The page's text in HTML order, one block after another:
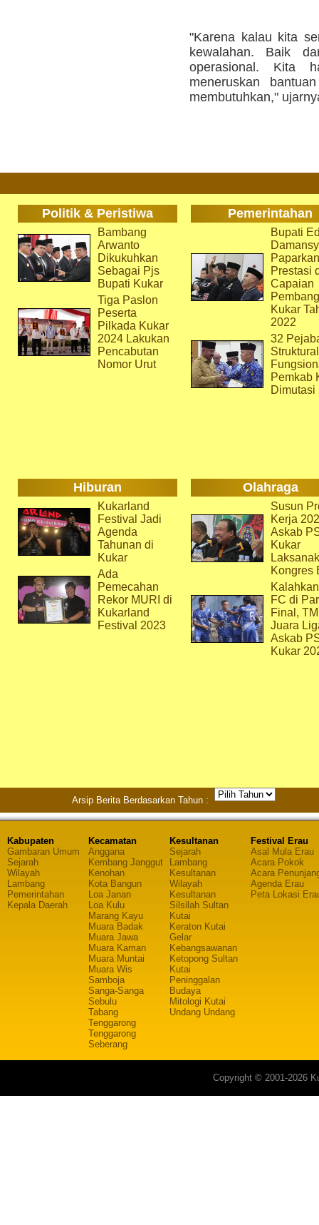
"Karena kalau kita
kewalahan. Baik
operasional. Kita
meneruskan
membutuhkan,"
Politik & Peristiwa Pemerintahan
Bambang
Arwanto
Dikukuhkan
Sebagai Pjs
Bupati Kukar
Tiga Paslon
Peserta
Pilkada Kukar
2024 Lakukan
Pencabutan
Nomor Urut
Bupati
Paparkan
Prestasi
Capaian
Kukar
2022
32
Pemkab
Dimutasi
Hiburan Olahraga
Kukarland
Festival Jadi
Agenda
Tahunan di
Kukar
Ada
Pemecahan
Rekor MURI di
Kukarland
Festival 2023
Susun
Kerja
Askab
Kukar
Kongres
FC di
Final,
Juara
Askab
Kukar
Arsip Berita Berdasarkan Tahun :
Kabupaten
Gambaran Umum
Sejarah
Wilayah
Lambang
Pemerintahan
Kepala Daerah
Kecamatan
Anggana
Kembang Janggut
Kenohan
Kota Bangun
Loa Janan
Loa Kulu
Marang Kayu
Muara Badak
Muara Jawa
Muara Kaman
Muara Muntai
Muara Wis
Samboja
Sanga-Sanga
Sebulu
Tabang
Tenggarong
Tenggarong
Seberang
Kesultanan
Sejarah
Lambang
Kesultanan
Wilayah
Kesultanan
Silsilah Sultan
Kutai
Keraton Kutai
Gelar
Kebangsawanan
Ketopong Sultan
Kutai
Peninggalan
Budaya
Mitologi Kutai
Undang Undang
Festival Erau
Asal Mula Erau
Acara Pokok
Acara
Agenda Erau
Peta Lokasi
Copyright © 2001-2026